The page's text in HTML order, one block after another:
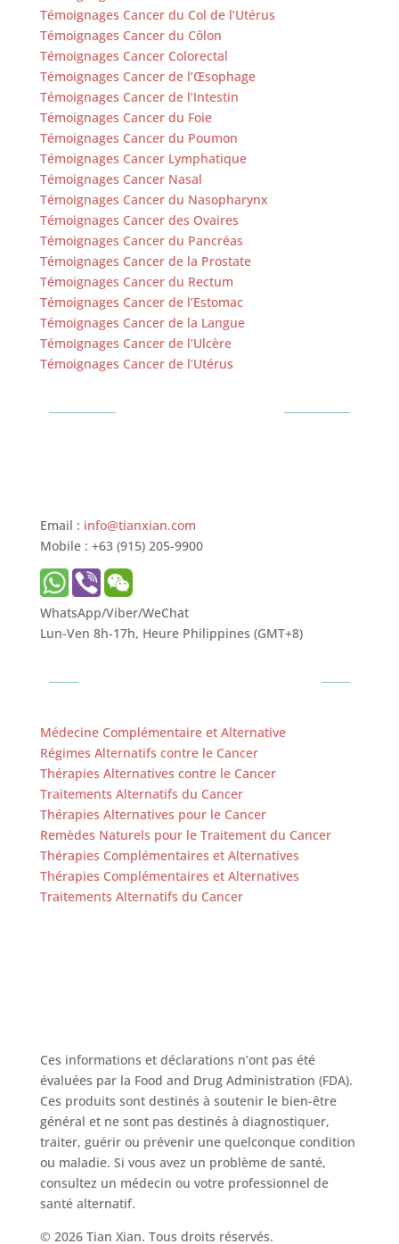
Témoignages Cancer du Col de l’Utérus
Témoignages Cancer du Côlon
Témoignages Cancer Colorectal
Témoignages Cancer de l’Œsophage
Témoignages Cancer de l’Intestin
Témoignages Cancer du Foie
Témoignages Cancer du Poumon
Témoignages Cancer Lymphatique
Témoignages Cancer Nasal
Témoignages Cancer du Nasopharynx
Témoignages Cancer des Ovaires
Témoignages Cancer du Pancréas
Témoignages Cancer de la Prostate
Témoignages Cancer du Rectum
Témoignages Cancer de l’Estomac
Témoignages Cancer de la Langue
Témoignages Cancer de l’Ulcère
Témoignages Cancer de l’Utérus
Email : info@tianxian.com
Mobile : +63 (915) 205-9900
WhatsApp/Viber/WeChat
Lun-Ven 8h-17h, Heure Philippines (GMT+8)
Médecine Complémentaire et Alternative
Régimes Alternatifs contre le Cancer
Thérapies Alternatives contre le Cancer
Traitements Alternatifs du Cancer
Thérapies Alternatives pour le Cancer
Remèdes Naturels pour le Traitement du Cancer
Thérapies Complémentaires et Alternatives
Thérapies Complémentaires et Alternatives
Traitements Alternatifs du Cancer
Ces informations et déclarations n’ont pas été
évaluées par la Food and Drug Administration (FDA).
Ces produits sont destinés à soutenir le bien-être
général et ne sont pas destinés à diagnostiquer,
traiter, guérir ou prévenir une quelconque condition
ou maladie. Si vous avez un problème de santé,
consultez un médecin ou votre professionnel de
santé alternatif.
© 2026 Tian Xian. Tous droits réservés.